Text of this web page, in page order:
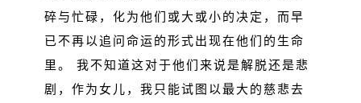
碎与忙碌，化为他们或大或小的决定，而早
已不再以追问命运的形式出现在他们的生命
里。 我不知道这对于他们来说是解脱还是悲
剧，作为女儿，我只能试图以最大的慈悲去